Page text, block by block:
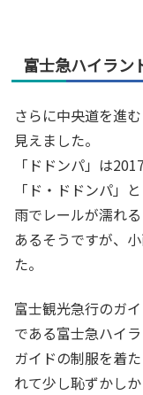
富士急ハイラン
さらに中央道を進
見えました。
「ドドンパ」は
「ド・ドドンパ」
雨でレールが濡れ
あるそうですが、
た。
富士観光急行のガ
である富士急ハイ
ガイドの制服を着
れて少し恥ずかし